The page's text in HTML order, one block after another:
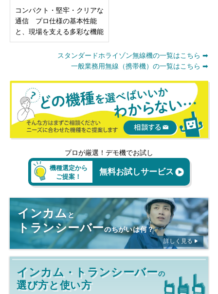
コンパクト・堅牢・クリアな
通信 プロ仕様の基本性能
と、現場を支える多彩な機能
スタンダードホライゾン無線機の一覧はこちら ➡
一般業務用無線（携帯機）の一覧はこちら ➡
プロが厳選！デモ機でお試し
機種選定から
ご提案！
無料お試しサービス
インカムと
トランシーバーのちがいは何？
詳しく見る
インカム ・ トランシーバーの
選び方と使い方